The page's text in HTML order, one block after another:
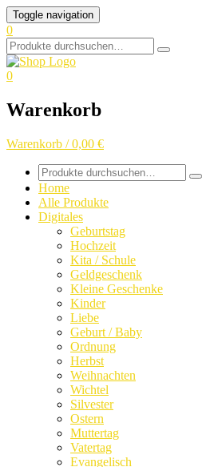
Skip
to
content
Toggle navigation
0
Search
for:
0
Warenkorb
Warenkorb / 0,00 €
Search
for:
Home
Alle Produkte
Digitales
Geburtstag
Hochzeit
Kita / Schule
Geldgeschenk
Kleine Geschenke
Kinder
Liebe
Geburt / Baby
Ordnung
Herbst
Weihnachten
Wichtel
Silvester
Ostern
Muttertag
Vatertag
Evangelisch